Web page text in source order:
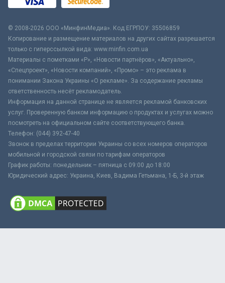
© 2008-2026 ООО «МинфинМедиа». Код ЕГРПОУ: 35506859
Копирование и размещение материалов на других сайтах разрешается
только с гиперссылкой вида: www.minfin.com.ua
Материалы с пометками «Р», «Новости партнёров», «Актуально»,
«Спецпроект», «Новости компаний», «Промо» – это реклама в
понимании Закона Украины «О рекламе». За содержание рекламы
ответственность несёт рекламодатель.
Информация на данной странице не является рекламой банковских
услуг. Проверенную банком информацию о продуктах и услугах можно
посмотреть на официальном сайте соответствующего банка.
Телефон: (044) 392-47-40
Звонок в пределах территории Украины со всех номеров операторов
мобильной и городской связи по тарифам операторов
График работы: понедельник – пятница с 09:00 до 18:00
Юридический адрес: Украина, Киев, Вадима Гетьмана, 1-Б, 3-й этаж